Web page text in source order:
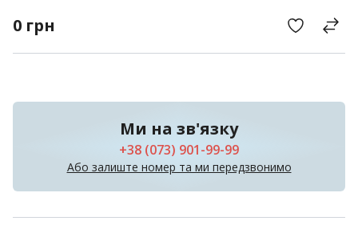
0 грн
Ми на зв'язку
+38 (073) 901-99-99
Або залиште номер та ми передзвонимо